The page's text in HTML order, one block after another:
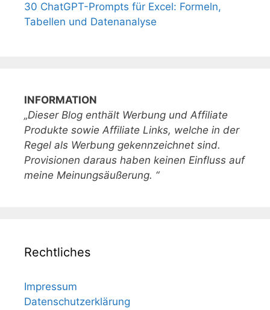
30 ChatGPT-Prompts für Excel: Formeln,
Tabellen und Datenanalyse
INFORMATION
„Dieser Blog enthält Werbung und Affiliate
Produkte sowie Affiliate Links, welche in der
Regel als Werbung gekennzeichnet sind.
Provisionen daraus haben keinen Einfluss auf
meine Meinungsäußerung. “
Rechtliches
Impressum
Datenschutzerklärung